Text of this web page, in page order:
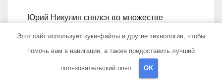
Юрий Никулин снялся во множестве
драмах и музыкальных фильмах. Некоторые
из его самых известных работ включают
Этот сайт использует куки-файлы и другие технологии, чтобы
помочь вам в навигации, а также предоставить лучший
пользовательский опыт. OK